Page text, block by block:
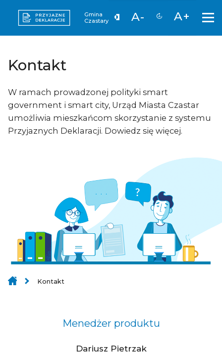
Gmina
Czastary
A- A+
Kontakt
W ramach prowadzonej polityki smart
government i smart city, Urząd Miasta Czastar
umożliwia mieszkańcom skorzystanie z systemu
Przyjaznych Deklaracji. Dowiedz się więcej.
Kontakt
Menedżer produktu
Dariusz Pietrzak